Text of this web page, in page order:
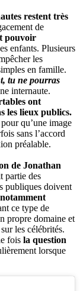
restent très
de
pouvoir
enfants. Plusieurs
les
en famille.
tu ne pourras
internaute.
ont
les lieux publics.
qu’une image
sans l’accord
préalable.
de Jonathan
partie des
publiques doivent
ce type de
propre domaine et
les célébrités.
fois la question
lorsque